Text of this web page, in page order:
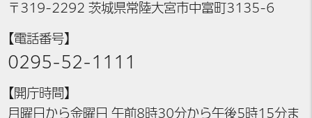
〒319-2292 茨城県常陸大宮市中富町3135-6
【電話番号】
0295-52-1111
【開庁時間】
月曜日から金曜日 午前8時30分から午後5時15分ま